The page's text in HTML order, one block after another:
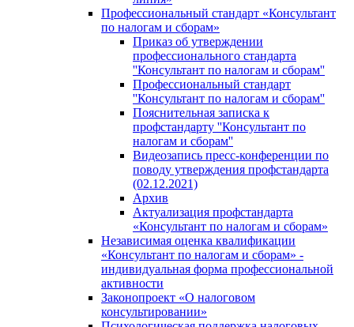
Профессиональный стандарт «Консультант
по налогам и сборам»
Приказ об утверждении
профессионального стандарта
''Консультант по налогам и сборам''
Профессиональный стандарт
''Консультант по налогам и сборам''
Пояснительная записка к
профстандарту ''Консультант по
налогам и сборам''
Видеозапись пресс-конференции по
поводу утверждения профстандарта
(02.12.2021)
Архив
Актуализация профстандарта
«Консультант по налогам и сборам»
Независимая оценка квалификации
«Консультант по налогам и сборам» -
индивидуальная форма профессиональной
активности
Законопроект «О налоговом
консультировании»